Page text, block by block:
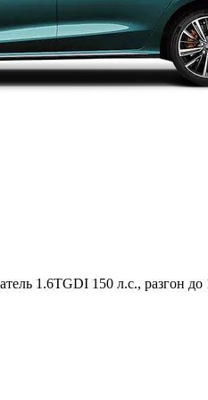
1.6TGDI 150 л.с., разгон до